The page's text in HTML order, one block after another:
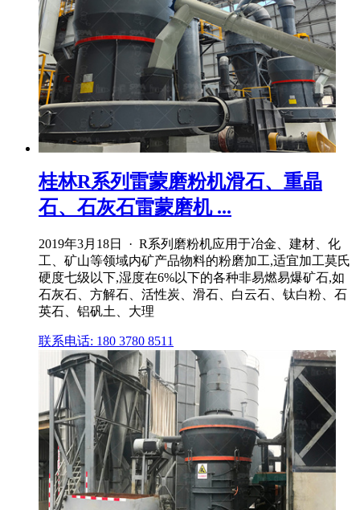
桂林R系列雷蒙磨粉机滑石、重晶
石、石灰石雷蒙磨机 ...
2019年3月18日 · R系列磨粉机应用于冶金、建材、化
工、矿山等领域内矿产品物料的粉磨加工,适宜加工莫氏
硬度七级以下,湿度在6%以下的各种非易燃易爆矿石,如
石灰石、方解石、活性炭、滑石、白云石、钛白粉、石
英石、铝矾土、大理
联系电话: 180 3780 8511